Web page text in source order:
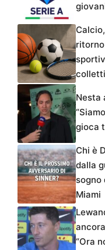
Nesta
gioca
Chi è
dalla
sogno
Miami
“Ora